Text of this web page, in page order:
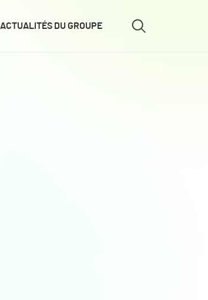
ACTUALITÉS DU GROUPE